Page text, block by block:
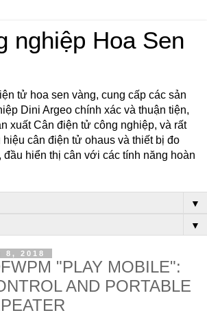
nghiệp Hoa Sen
tử hoa sen vàng, cung cấp các sản
Dini Argeo chính xác và thuận tiện,
xuất Cân điện tử công nghiệp, và rất
cân điện tử ohaus và thiết bị đo
đầu hiển thị cân với các tính năng hoàn
▼
▼
8, 2018
"PLAY MOBILE":
AND PORTABLE